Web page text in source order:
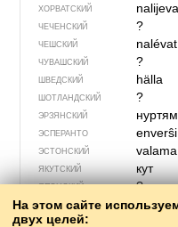
ХОРВАТСКИЙ
ЧЕЧЕНСКИЙ ?
ЧЕШСКИЙ nalévat
ЧУВАШСКИЙ ?
ШВЕДСКИЙ hälla
ШОТЛАНДСКИЙ ?
ЭРЗЯНСКИЙ
ЭСПЕРАНТО enverŝi
ЭСТОНСКИЙ valama
ЯКУТСКИЙ кут
ЯПОНСКИЙ ?
На этом сайте
двух целей: